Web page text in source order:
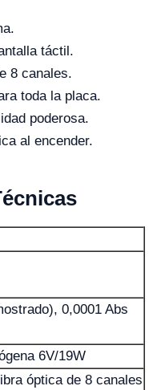
táctil.
8 canales.
toda la placa.
poderosa.
al encender.
0,0001 Abs
6V/19W
óptica de 8 canales